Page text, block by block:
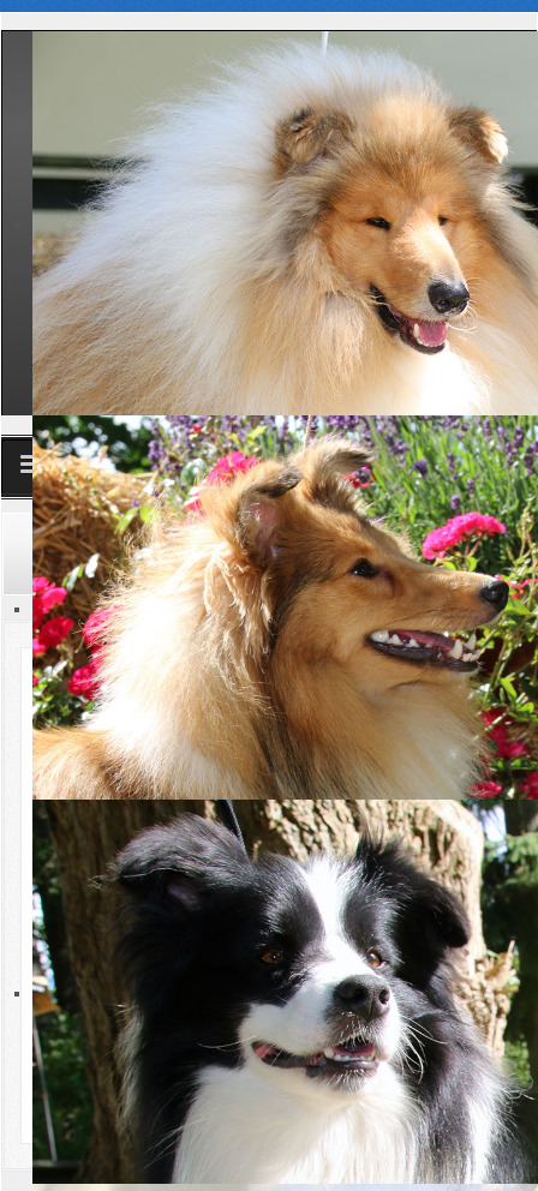
Club
Kontakt
Aktuelles
Termine
Rassen
Zucht
Hüten
Sport
Ausstellungen
Welpen
Download
FAQ
Aktuelle Seite:Startseite Aktuelles News Wir gehören zusammen
Suchen
Wir gehören zusammen